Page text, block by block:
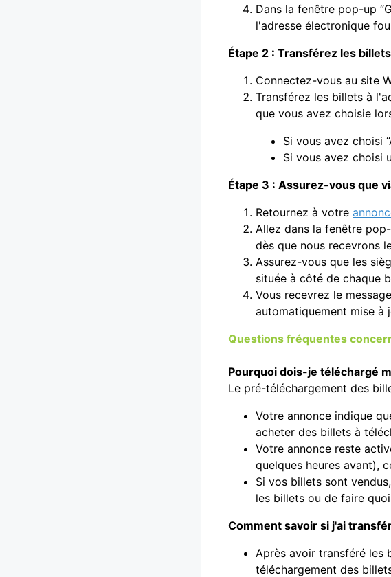
Dans la fenêtre pop-up
l'adresse électronique
Étape 2 : Transférez les billets
Connectez-vous au site
Transférez les billets à
que vous avez choisie
Si vous avez choisi
Si vous avez choisi
Étape 3 : Assurez-vous que
Retournez à votre
Allez dans la fenêtre
dès que nous recevrons
Assurez-vous que les
située à côté de chaque
Vous recevrez le
automatiquement mise à
Questions fréquentes
Pourquoi dois-je téléchargé
Le pré-téléchargement des
Votre annonce indique
acheter des billets à
Votre annonce reste
quelques heures avant),
Si vos billets sont
les billets ou de faire
Comment savoir si j'ai
Après avoir transféré les
téléchargement des